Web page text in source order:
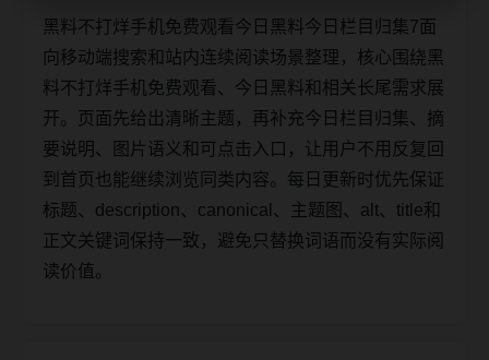
黑料不打烊手机免费观看今日黑料今日栏目归集7面
向移动端搜索和站内连续阅读场景整理，核心围绕黑
料不打烊手机免费观看、今日黑料和相关长尾需求展
开。页面先给出清晰主题，再补充今日栏目归集、摘
要说明、图片语义和可点击入口，让用户不用反复回
到首页也能继续浏览同类内容。每日更新时优先保证
标题、description、canonical、主题图、alt、title和
正文关键词保持一致，避免只替换词语而没有实际阅
读价值。